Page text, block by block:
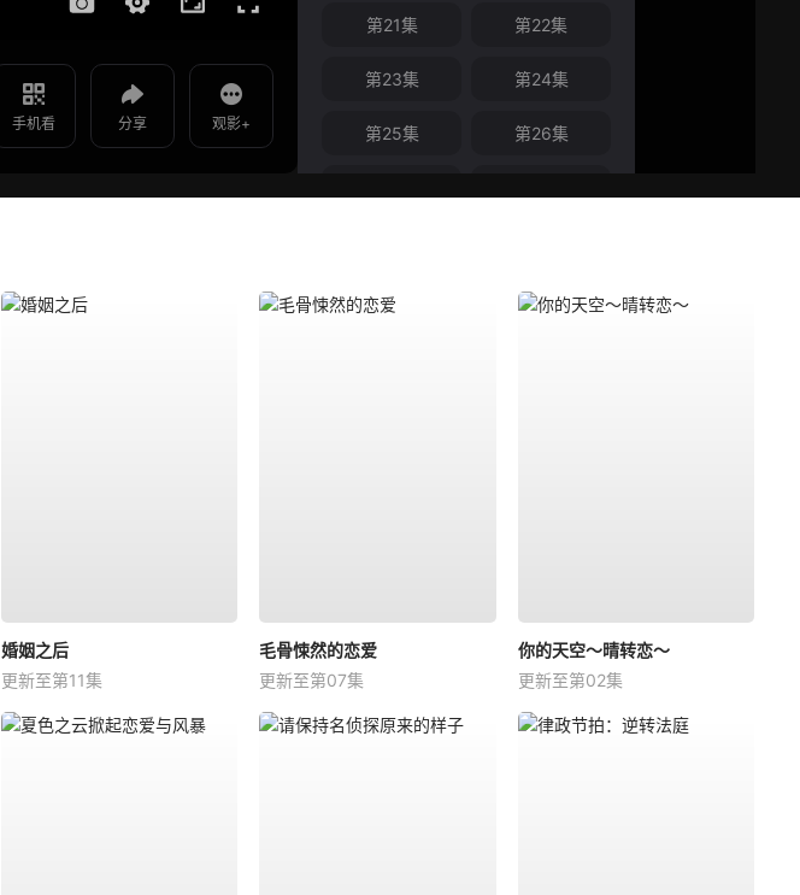
手机看 分享 观影+
如遇无法播放请提交给我们
第21集 第22集
第23集 第24集
第25集 第26集
第31集 第32集
第43集 第44集
第46集
第47集 第48集
婚姻之后
更新至第11集
毛骨悚然的恋爱
更新至第07集
你的天空～晴转恋～
更新至第02集